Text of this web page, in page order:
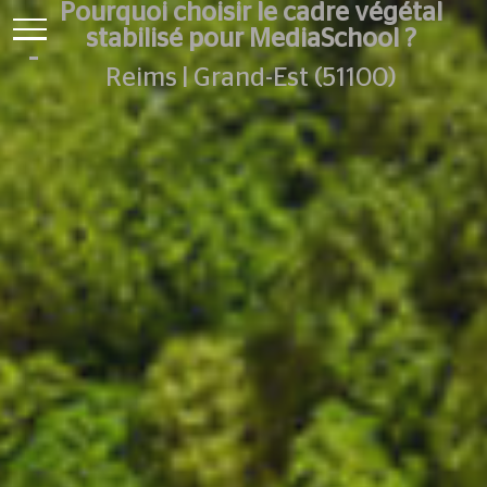
Pourquoi choisir le cadre végétal
stabilisé pour MediaSchool ?
Reims | Grand-Est (51100)